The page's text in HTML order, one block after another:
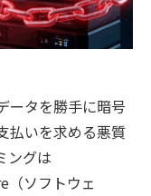
ータを勝手に暗号
払いを求める悪質
ングは
（ソフトウェ